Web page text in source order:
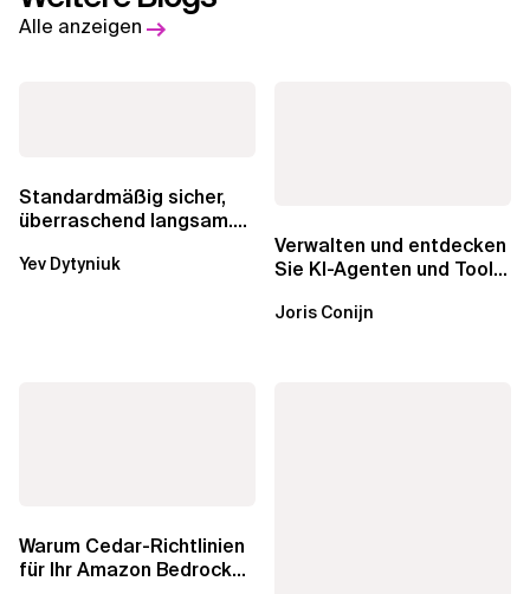
Alle anzeigen
Standardmäßig sicher,
überraschend langsam.
über die RDS...
Yev Dytyniuk
Verwalten und entdecken
Sie KI-Agenten und Tools
AgentCore...
Joris Conijn
Warum Cedar-Richtlinien
für Ihr Amazon Bedrock